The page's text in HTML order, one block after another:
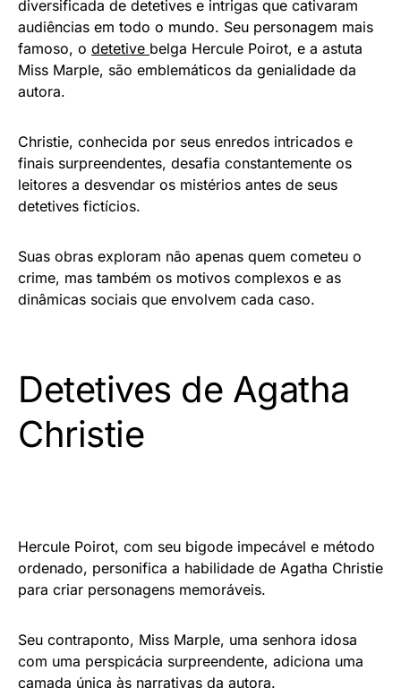
diversificada de detetives e intrigas que cativaram
audiências em todo o mundo. Seu personagem mais
famoso, o detetive belga Hercule Poirot, e a astuta
Miss Marple, são emblemáticos da genialidade da
autora.
Christie, conhecida por seus enredos intricados e
finais surpreendentes, desafia constantemente os
leitores a desvendar os mistérios antes de seus
detetives fictícios.
Suas obras exploram não apenas quem cometeu o
crime, mas também os motivos complexos e as
dinâmicas sociais que envolvem cada caso.
Detetives de Agatha
Christie
Hercule Poirot, com seu bigode impecável e método
ordenado, personifica a habilidade de Agatha Christie
para criar personagens memoráveis.
Seu contraponto, Miss Marple, uma senhora idosa
com uma perspicácia surpreendente, adiciona uma
camada única às narrativas da autora.